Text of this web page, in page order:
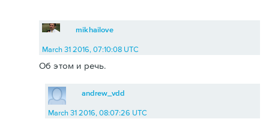
mikhailove
March 31 2016, 07:10:08 UTC
Об этом и речь.
andrew_vdd
March 31 2016, 08:07:26 UTC